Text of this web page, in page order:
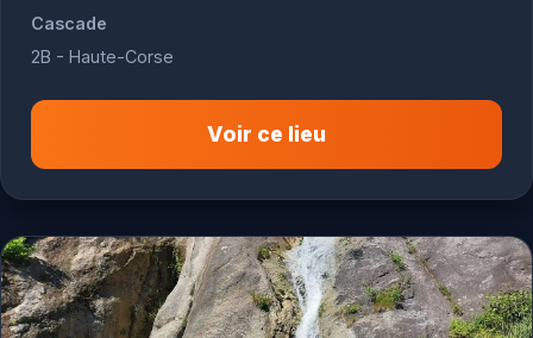
Cascade
2B - Haute-Corse
Voir ce lieu